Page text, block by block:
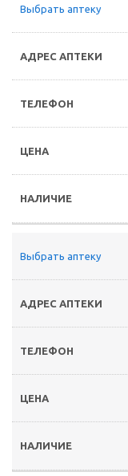
Выбрать аптеку
Выбрать аптеку